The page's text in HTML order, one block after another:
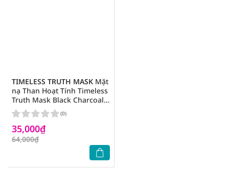
TIMELESS TRUTH MASK Mặt
nạ Than Hoạt Tính Timeless
Truth Mask Black Charcoal
Radiant Brightening Làm
Mờ Vết Thâm 30ml
35,000₫
64,000₫
(0)